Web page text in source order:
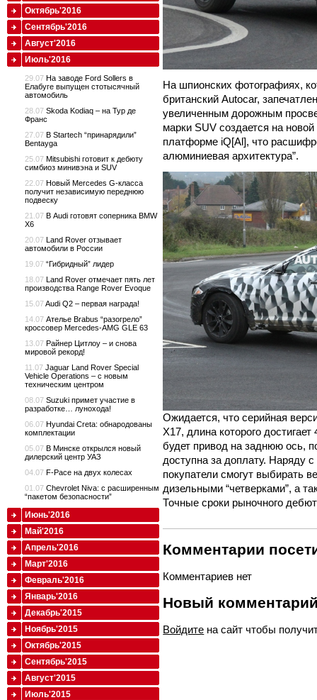
На шпионских фотографиях,
британский Autocar,
увеличенным дорожным
марки SUV создается на
платформе iQ[Al], что
алюминиевая архитектура”.
Ожидается, что серийная
X17, длина которого
будет привод на заднюю ось,
доступна за доплату. Наряду
покупатели смогут выбирать
дизельными “четверками”, а
Точные сроки рыночного
Комментарии
Комментариев нет
Новый
Войдите на сайт чтобы
Октябрь'2016
Сентябрь'2016
Август'2016
Июль'2016
29.07 На заводе Ford Sollers в
Елабуге выпущен стотысячный
автомобиль
28.07 Skoda Kodiaq – на Тур де
Франс
27.07 В Startech “принарядили”
Bentayga
25.07 Mitsubishi готовит к дебюту
симбиоз минивэна и SUV
22.07 Новый Mercedes G-класса
получит независимую переднюю
подвеску
21.07 В Audi готовят соперника BMW
X6
20.07 Land Rover отзывает
автомобили в России
19.07 “Гибридный” лидер
18.07 Land Rover отмечает пять лет
производства Range Rover Evoque
15.07Audi Q2 – первая награда!
14.07 Ателье Brabus “разогрело”
кроссовер Mercedes-AMG GLE 63
13.07 Райнер Цитлоу – и снова
мировой рекорд!
11.07 Jaguar Land Rover Special
Vehicle Operations – с новым
техническим центром
08.07 Suzuki примет участие в
разработке… лунохода!
06.07 Hyundai Creta: обнародованы
комплектации
05.07 В Минске открылся новый
дилерский центр УАЗ
04.07 F-Pace на двух колесах
01.07 Chevrolet Niva: с расширенным
“пакетом безопасности”
Июнь'2016
Май'2016
Апрель'2016
Март'2016
Февраль'2016
Январь'2016
Декабрь'2015
Ноябрь'2015
Октябрь'2015
Сентябрь'2015
Август'2015
Июль'2015